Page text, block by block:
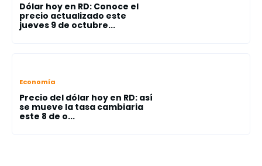
Dólar hoy en RD: Conoce el
precio actualizado este
jueves 9 de octubre...
Economía
Precio del dólar hoy en RD: así
se mueve la tasa cambiaria
este 8 de o...